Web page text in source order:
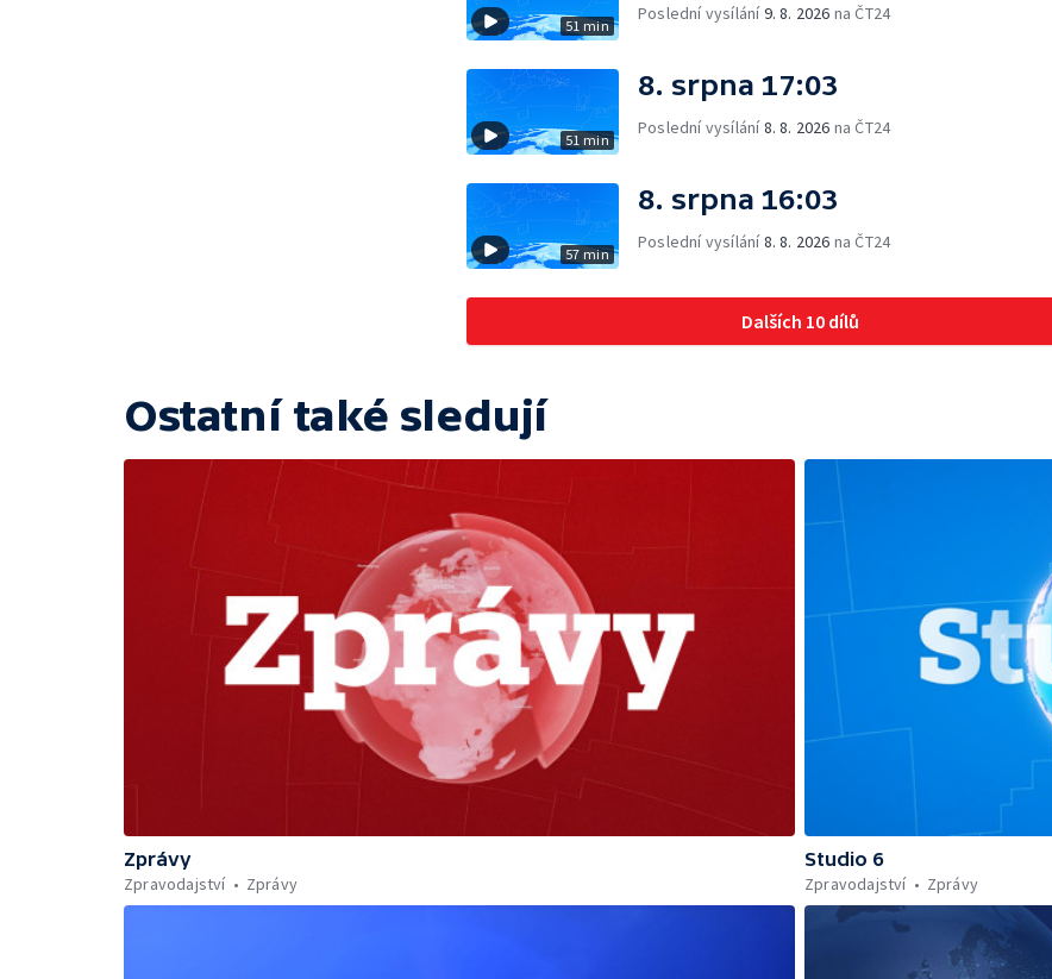
51 min
Poslední vysílání9. 8. 2026 na ČT24
51 min
8. srpna 17:03
Poslední vysílání8. 8. 2026 na ČT24
57 min
8. srpna 16:03
Poslední vysílání8. 8. 2026 na ČT24
Dalších 10 dílů
Ostatní také sledují
Zprávy
Zpravodajství
Zprávy
Studio 6
Zpravodajství
Zprávy